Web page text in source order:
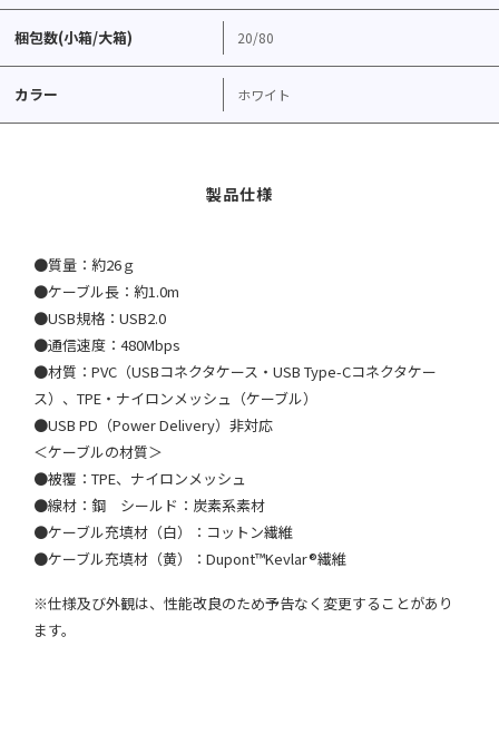
梱包数(小箱/大箱) 20/80
カラー ホワイト
●質量：約26ｇ
●ケーブル長：約1.0m
●USB規格：USB2.0
●通信速度：480Mbps
●材質：PVC（USBコネクタケース・USB Type-Cコネクタケー
ス）、TPE・ナイロンメッシュ（ケーブル）
●USB PD（Power Delivery）非対応
＜ケーブルの材質＞
●被覆：TPE、ナイロンメッシュ
●線材：鋼 シールド：炭素系素材
●ケーブル充填材（白）：コットン繊維
●ケーブル充填材（黄）：Dupont™Kevlar®繊維
※仕様及び外観は、性能改良のため予告なく変更することがあり
ます。